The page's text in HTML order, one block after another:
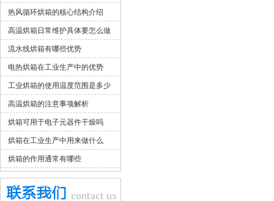
热风循环烘箱的核心结构介绍
高温烘箱日常维护具体要怎么做
流水线烘箱有哪些优势
电热烘箱在工业生产中的优势
工业烘箱的使用温度范围是多少
高温烘箱的注意事项解析
烘箱可用于电子元器件干燥吗
烘箱在工业生产中用来做什么
烘箱的作用通常有哪些